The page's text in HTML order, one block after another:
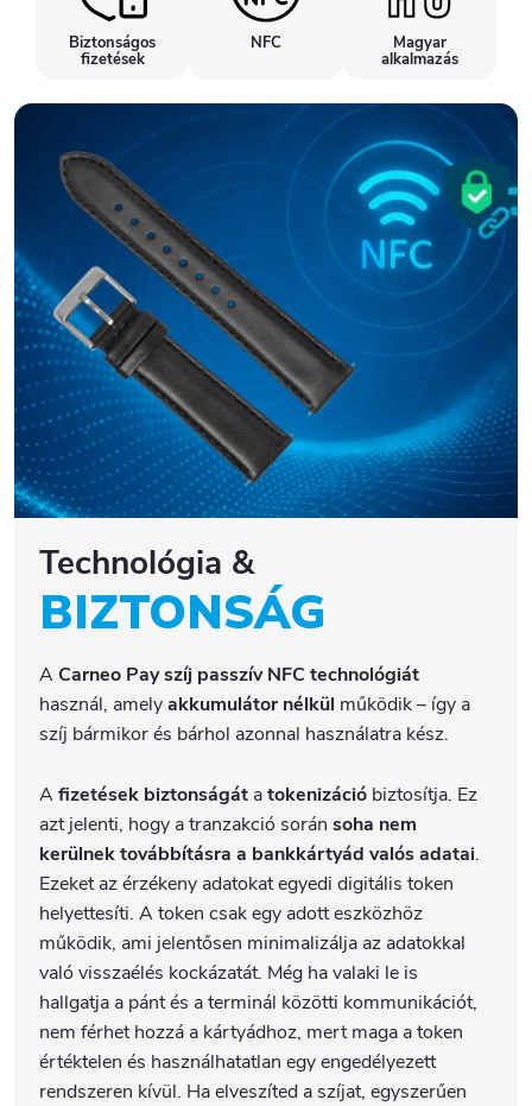
Biztonságos
fizetések
NFC Magyar
alkalmazás
Technológia &
BIZTONSÁG
ACarneo Pay szíj passzív NFC technológiát
használ, amelyakkumulátor nélkül működik – így a
szíj bármikor és bárhol azonnal használatra kész.
Afizetések biztonságát atokenizáció biztosítja. Ez
azt jelenti, hogy a tranzakció soránsoha nem
kerülnek továbbításra a bankkártyád valós adatai.
Ezeket az érzékeny adatokat egyedi digitális token
helyettesíti. A token csak egy adott eszközhöz
működik, ami jelentősen minimalizálja az adatokkal
való visszaélés kockázatát. Még ha valaki le is
hallgatja a pánt és a terminál közötti kommunikációt,
nem férhet hozzá a kártyádhoz, mert maga a token
értéktelen és használhatatlan egy engedélyezett
rendszeren kívül. Ha elveszíted a szíjat, egyszerűen